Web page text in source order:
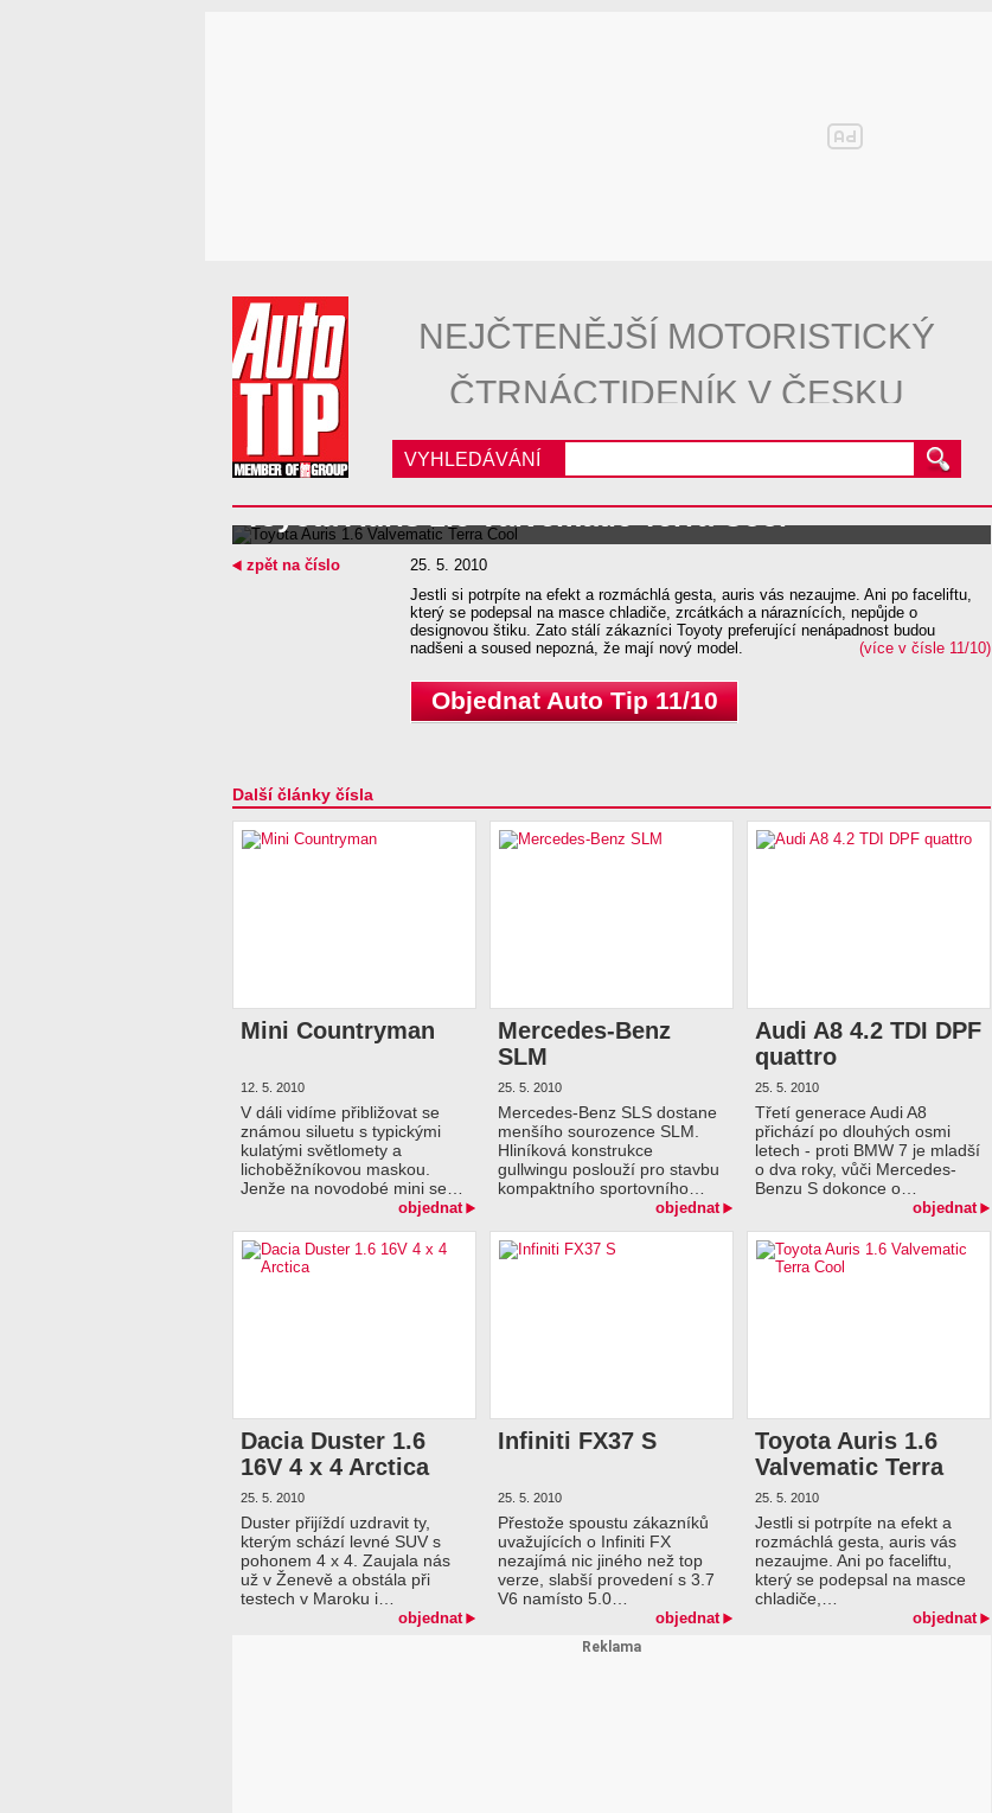
NEJČTENĚJŠÍ MOTORISTICKÝ
ČTRNÁCTIDENÍK V ČESKU
VYHLEDÁVÁNÍ
Toyota Auris 1.6 Valvematic Terra Cool
25. 5. 2010
Jestli si potrpíte na efekt a rozmáchlá gesta, auris vás nezaujme. Ani po faceliftu,
který se podepsal na masce chladiče, zrcátkách a náraznících, nepůjde o
designovou štiku. Zato stálí zákazníci Toyoty preferující nenápadnost budou
nadšeni a soused nepozná, že mají nový model.
(více v čísle 11/10)
Objednat Auto Tip 11/10
zpět na číslo
Další články čísla
Mini Countryman
12. 5. 2010
V dáli vidíme přibližovat se
známou siluetu s typickými
kulatými světlomety a
lichoběžníkovou maskou.
Jenže na novodobé mini se…
objednat
Mercedes-Benz
SLM
25. 5. 2010
Mercedes-Benz SLS dostane
menšího sourozence SLM.
Hliníková konstrukce
gullwingu poslouží pro stavbu
kompaktního sportovního…
objednat
Audi A8 4.2 TDI DPF
quattro
25. 5. 2010
Třetí generace Audi A8
přichází po dlouhých osmi
letech - proti BMW 7 je mladší
o dva roky, vůči Mercedes-
Benzu S dokonce o…
objednat
Dacia Duster 1.6
16V 4 x 4 Arctica
25. 5. 2010
Duster přijíždí uzdravit ty,
kterým schází levné SUV s
pohonem 4 x 4. Zaujala nás
už v Ženevě a obstála při
testech v Maroku i…
objednat
Infiniti FX37 S
25. 5. 2010
Přestože spoustu zákazníků
uvažujících o Infiniti FX
nezajímá nic jiného než top
verze, slabší provedení s 3.7
V6 namísto 5.0…
objednat
Toyota Auris 1.6
Valvematic Terra
Cool
25. 5. 2010
Jestli si potrpíte na efekt a
rozmáchlá gesta, auris vás
nezaujme. Ani po faceliftu,
který se podepsal na masce
chladiče,…
objednat